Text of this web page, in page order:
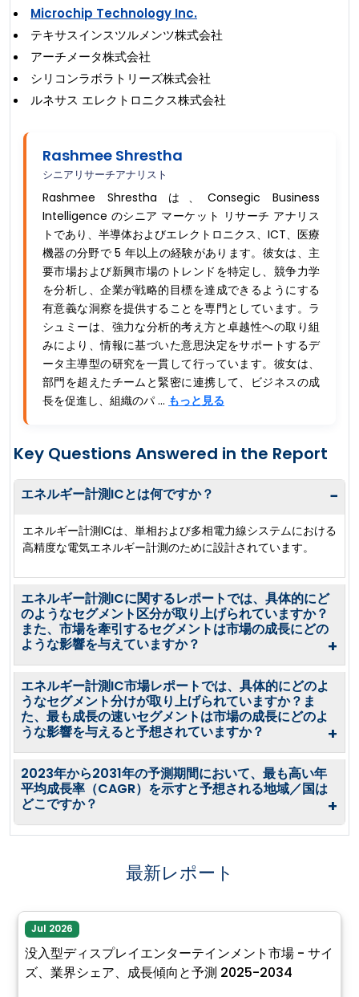
Microchip Technology Inc.
テキサスインスツルメンツ株式会社
アーチメータ株式会社
シリコンラボラトリーズ株式会社
ルネサス エレクトロニクス株式会社
Rashmee Shrestha
シニアリサーチアナリスト
Rashmee Shrestha は、Consegic Business
Intelligence のシニア マーケット リサーチ アナリス
トであり、半導体およびエレクトロニクス、ICT、医療
機器の分野で 5 年以上の経験があります。彼女は、主
要市場および新興市場のトレンドを特定し、競争力学
を分析し、企業が戦略的目標を達成できるようにする
有意義な洞察を提供することを専門としています。ラ
シュミーは、強力な分析的考え方と卓越性への取り組
みにより、情報に基づいた意思決定をサポートするデ
ータ主導型の研究を一貫して行っています。彼女は、
部門を超えたチームと緊密に連携して、ビジネスの成
長を促進し、組織のパ ... もっと見る
Key Questions Answered in the Report
エネルギー計測ICとは何ですか？ −
エネルギー計測ICは、単相および多相電力線システムにおける
高精度な電気エネルギー計測のために設計されています。
エネルギー計測ICに関するレポートでは、具体的にど
のようなセグメント区分が取り上げられていますか？
また、市場を牽引するセグメントは市場の成長にどの
ような影響を与えていますか？
+
エネルギー計測IC市場レポートでは、具体的にどのよ
うなセグメント分けが取り上げられていますか？ま
た、最も成長の速いセグメントは市場の成長にどのよ
うな影響を与えると予想されていますか？
+
2023年から2031年の予測期間において、最も高い年
平均成長率（CAGR）を示すと予想される地域／国は
どこですか？
+
最新レポート
Jul 2026
没入型ディスプレイエンターテインメント市場 - サイ
ズ、業界シェア、成長傾向と予測 2025-2034